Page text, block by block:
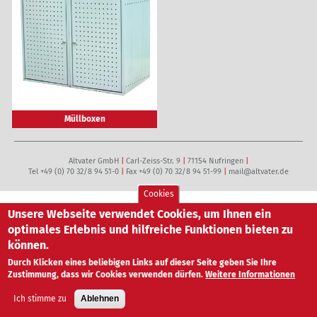
Müllboxen
Altvater GmbH Carl-Zeiss-Str. 9 71154 Nufringen
Tel +49 (0) 70 32/8 94 51-0 Fax +49 (0) 70 32/8 94 51-99 mail@altvater.de
Facebook
Instagram
Impressum|AGB| Datenschutzerklärung
Cookies
Unsere Webseite verwendet Cookies, um Ihnen ein
optimales Erlebnis und hilfreiche Funktionen bieten zu
können.
Durch Klicken eines beliebigen Links auf dieser Seite geben Sie Ihre
Zustimmung, dass wir Cookies verwenden dürfen.Weitere Informationen
Ich stimme zu Ablehnen